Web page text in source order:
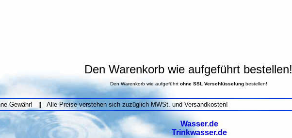
Den Warenkorb wie aufgeführt bestellen!
Den Warenkorb wie aufgeführt ohne SSL Verschlüsselungbestellen!
Gewähr! || Alle Preise verstehen sich zuzüglich MWSt. und Versandkosten!
Wasser.de
Trinkwasser.de